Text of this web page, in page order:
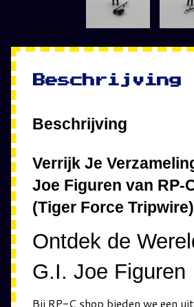
Beschrijving
Beschrijving
Verrijk Je
Joe Figuren van RP-
(Tiger Force Tripwire)
Ontdek de
G.I. Joe Figuren
Bij RP-C.shop bieden we een